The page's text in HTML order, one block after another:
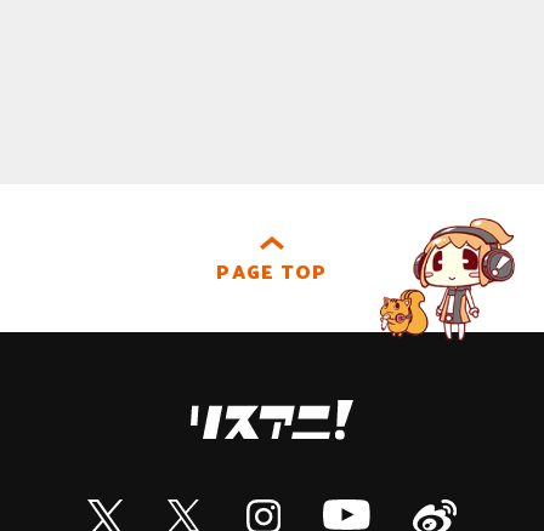
PAGE TOP